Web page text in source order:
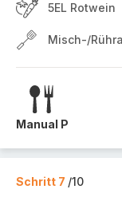
5EL Rotwein
Misch-/
Manual P
Schritt 7 /10